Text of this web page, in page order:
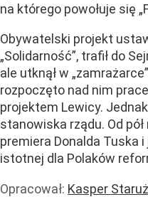
na którego powołuje się
Obywatelski projekt
„Solidarność”, trafił do
ale utknął w
rozpoczęto nad nim
projektem Lewicy.
stanowiska rządu. Od
premiera Donalda Tuska
istotnej dla Polaków
Opracował: Kasper